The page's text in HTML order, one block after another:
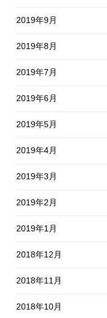
2019年9月
2019年8月
2019年7月
2019年6月
2019年5月
2019年4月
2019年3月
2019年2月
2019年1月
2018年12月
2018年11月
2018年10月